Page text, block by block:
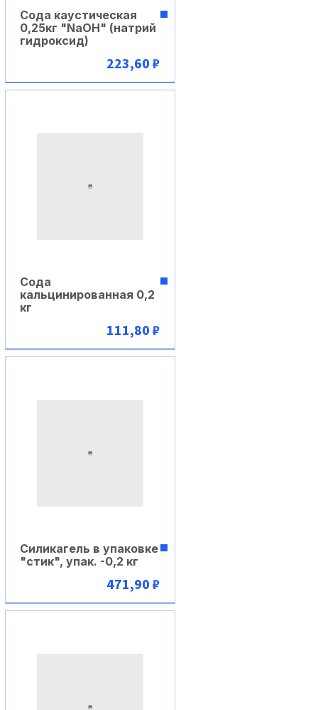
В корзину
Сода каустическая
0,25кг "NaOH" (натрий
гидроксид)
223,60 ₽
В корзину
Сода
кальцинированная 0,2
кг
111,80 ₽
В корзину
Силикагель в упаковке
"стик", упак. -0,2 кг
471,90 ₽